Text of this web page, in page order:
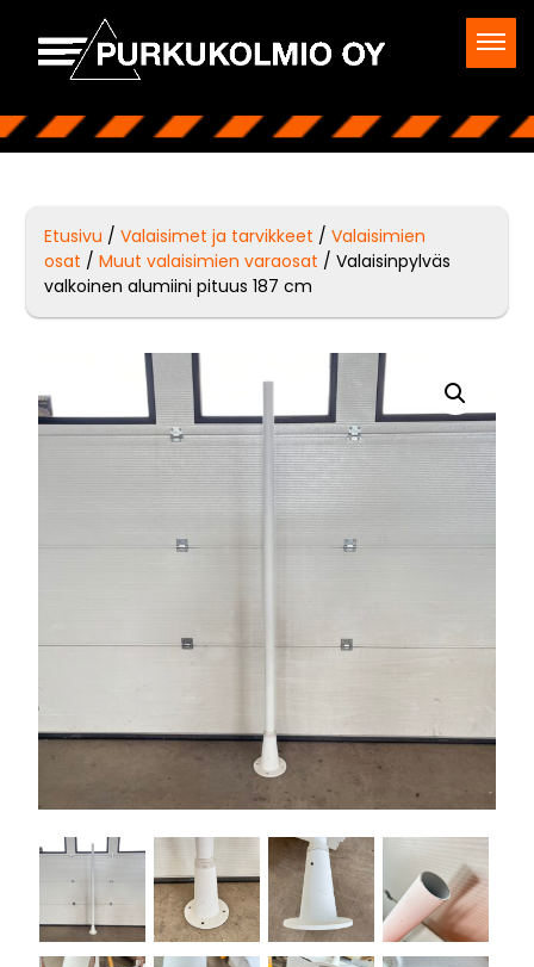
Etusivu /Valaisimet ja tarvikkeet /Valaisimien
osat /Muut valaisimien varaosat / Valaisinpylväs
valkoinen alumiini pituus 187 cm